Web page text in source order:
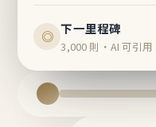
◎ 下一里程碑
3,000 則・AI 可引用